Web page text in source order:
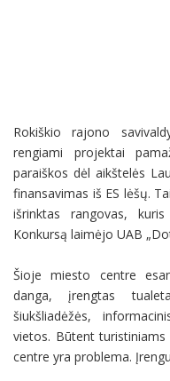
Rokiškio rajono
rengiami projektai
paraiškos dėl aikštelės
finansavimas iš ES lėšų.
išrinktas rangovas,
Konkursą laimėjo UAB
Šioje miesto centre
danga, įrengtas
šiukšliadėžės,
vietos. Būtent
centre yra problema.